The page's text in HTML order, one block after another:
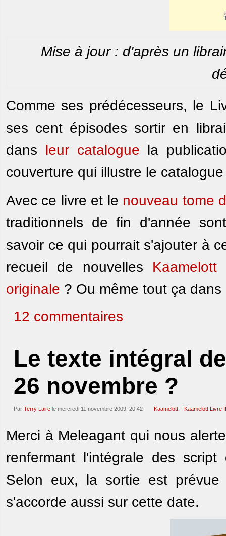
Mise à jour : d'après un
Comme ses prédécesseurs, le
ses cent épisodes sortir en
dans leur catalogue la
couverture qui illustre le
Avec ce livre et le nouveau tome
traditionnels de fin d'année
savoir ce qui pourrait s'ajouter à
recueil de nouvelles Kaamelott
originale ? Ou même tout ça
12 commentaires
Le texte intégral
26 novembre ?
Par Terry Laire le mercredi 11 novembre 2009, 20:42 Kaamelott Kaamelott Livre II
Merci à Meleagant qui nous
renfermant l'intégrale des
Selon eux, la sortie est
s'accorde aussi sur cette date.